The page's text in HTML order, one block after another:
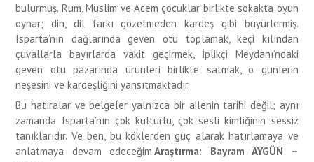
bulurmuş. Rum, Müslim ve Acem çocuklar birlikte sokakta oyun
oynar; din, dil farkı gözetmeden kardeş gibi büyürlermiş.
Isparta’nın dağlarında geven otu toplamak, keçi kılından
çuvallarla bayırlarda vakit geçirmek, İplikçi Meydanı’ndaki
geven otu pazarında ürünleri birlikte satmak, o günlerin
neşesini ve kardeşliğini yansıtmaktadır.
Bu hatıralar ve belgeler yalnızca bir ailenin tarihi değil; aynı
zamanda Isparta’nın çok kültürlü, çok sesli kimliğinin sessiz
tanıklarıdır. Ve ben, bu köklerden güç alarak hatırlamaya ve
anlatmaya devam edeceğim.Araştırma: Bayram AYGÜN –